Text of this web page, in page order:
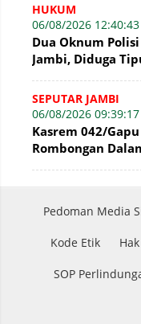
HUKUM
06/08/2026 12:40:43
Dua Oknum
Jambi, Diduga
SEPUTAR JAMBI
06/08/2026 09:39:17
Kasrem 042/
Rombongan
Pedoman Media
Kode Etik
SOP